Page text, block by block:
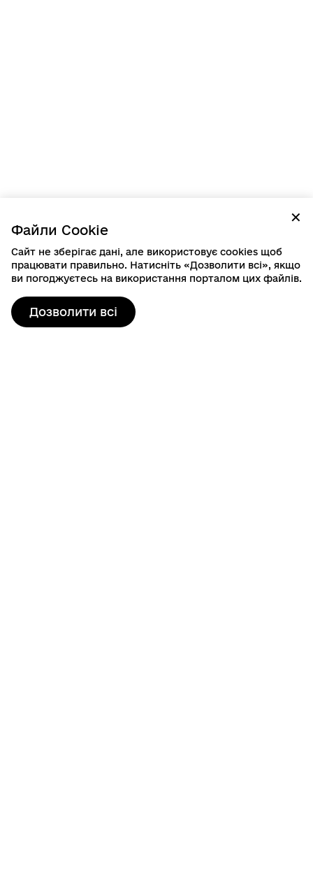
✕
Файли Cookie
Сайт не зберігає дані, але використовує cookies щоб
працювати правильно. Натисніть «Дозволити всі», якщо
ви погоджуєтесь на використання порталом цих файлів.
Дозволити всі